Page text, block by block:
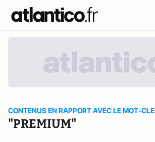
CONTENUS EN RAPPORT AVEC LE MOT-CLE
"PREMIUM"